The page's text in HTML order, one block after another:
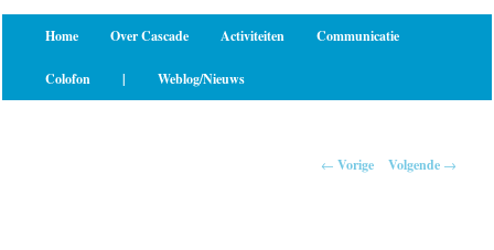
Home Over Cascade Activiteiten Communicatie
Colofon | Weblog/Nieuws
← Vorige Volgende →